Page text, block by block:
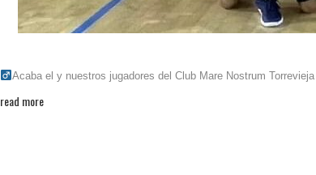
Acaba el y nuestros jugadores del Club Mare Nostrum
read more